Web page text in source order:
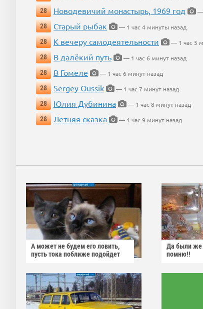
28
Новодевичий монастырь, 1969 год
—
28
Старый рыбак
— 1 час 4 минуты назад
28
К вечеру самодеятельности
— 1 час 5
28
В далёкий путь
— 1 час 6 минут назад
28
В Гомеле
— 1 час 6 минут назад
28
Sergey Oussik
— 1 час 7 минут назад
28
Юлия Дубинина
— 1 час 8 минут назад
28
Летняя сказка — 1 час 9 минут назад
А может не будем его ловить,
пусть тока поближе подойдет
Да были же
помню!!